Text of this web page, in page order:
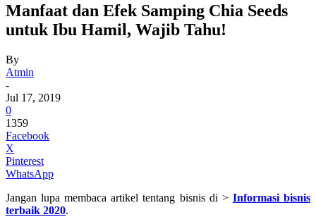
Manfaat dan Efek Samping Chia Seeds
untuk Ibu Hamil, Wajib Tahu!
By
Atmin
-
Jul 17, 2019
0
1359
Facebook
X
Pinterest
WhatsApp
Jangan lupa membaca artikel tentang bisnis di > Informasi bisnis
terbaik 2020.